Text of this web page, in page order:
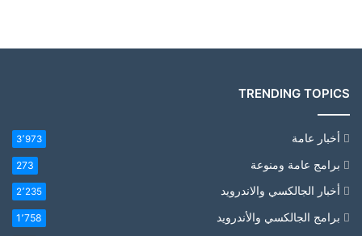
TRENDING TOPICS
أخبار عامة 3٬973
برامج عامة ومنوعة 273
أخبار الجالكسي والاندرويد 2٬235
برامج الجالكسي والأندرويد 1٬758